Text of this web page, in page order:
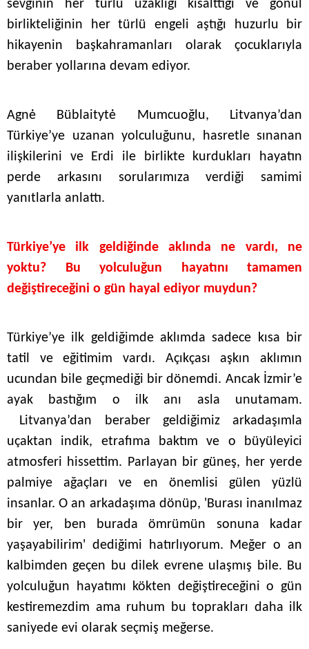
sevginin her türlü uzaklığı kısalttığı ve gönül
birlikteliğinin her türlü engeli aştığı huzurlu bir
hikayenin başkahramanları olarak çocuklarıyla
beraber yollarına devam ediyor.
Agnė Büblaitytė Mumcuoğlu, Litvanya’dan
Türkiye’ye uzanan yolculuğunu, hasretle sınanan
ilişkilerini ve Erdi ile birlikte kurdukları hayatın
perde arkasını sorularımıza verdiği samimi
yanıtlarla anlattı.
Türkiye’ye ilk geldiğinde aklında ne vardı, ne
yoktu? Bu yolculuğun hayatını tamamen
değiştireceğini o gün hayal ediyor muydun?
Türkiye’ye ilk geldiğimde aklımda sadece kısa bir
tatil ve eğitimim vardı. Açıkçası aşkın aklımın
ucundan bile geçmediği bir dönemdi. Ancak İzmir’e
ayak bastığım o ilk anı asla unutamam.
Litvanya’dan beraber geldiğimiz arkadaşımla
uçaktan indik, etrafıma baktım ve o büyüleyici
atmosferi hissettim. Parlayan bir güneş, her yerde
palmiye ağaçları ve en önemlisi gülen yüzlü
insanlar. O an arkadaşıma dönüp, 'Burası inanılmaz
bir yer, ben burada ömrümün sonuna kadar
yaşayabilirim' dediğimi hatırlıyorum. Meğer o an
kalbimden geçen bu dilek evrene ulaşmış bile. Bu
yolculuğun hayatımı kökten değiştireceğini o gün
kestiremezdim ama ruhum bu toprakları daha ilk
saniyede evi olarak seçmiş meğerse.